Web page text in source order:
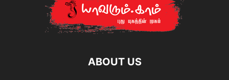
ABOUT US